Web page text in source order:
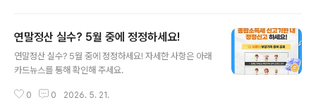
연말정산 실수? 5월 중에 정정하세요!
연말정산 실수? 5월 중에 정정하세요! 자세한 사항은 아래
카드뉴스를 통해 확인해 주세요.
0 0 2026. 5. 21.